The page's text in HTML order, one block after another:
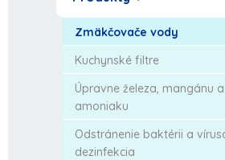
Zmäkčovače vody
Kuchynské filtre
Úpravne železa, mangánu a
amoniaku
Odstránenie baktérii a
dezinfekcia